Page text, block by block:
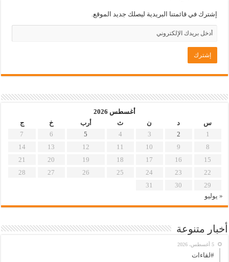
إشترك في قائمتنا البريدية ليصلك جديد الموقع.
أغسطس 2026
س
د ن ث أرب خ
ج
1
2
3
4
5
6
7
8
9
10
11
12
13
14
15
16
17
18
19
20
21
22
23
24
25
26
27
28
29
30
31
« يوليو
أخبار متنوعة
5 أغسطس، 2026
#لقاءات